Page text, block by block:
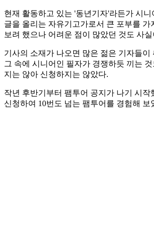
현재 활동하고 있는 '동년기자'라든가 시니
글을 올리는 자유기고가로서 큰 포부를 가
보려 했으나 어려운 점이 많았던 것도 사실
기사의 소재가 나오면 많은 젊은 기자들이
그 속에 시니어인 필자가 경쟁하듯 끼는 것
지는 않아 신청하지는 않았다.
작년 후반기부터 팸투어 공지가 나기 시작
신청하여 10번도 넘는 팸투어를 경험해 보